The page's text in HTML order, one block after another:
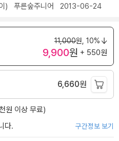
) 푸른숲주니어 2013-06-24
11,000원, 10%
9,900원 + 550원
6,660원
원 이상 무료)
다. 구간정보 보기